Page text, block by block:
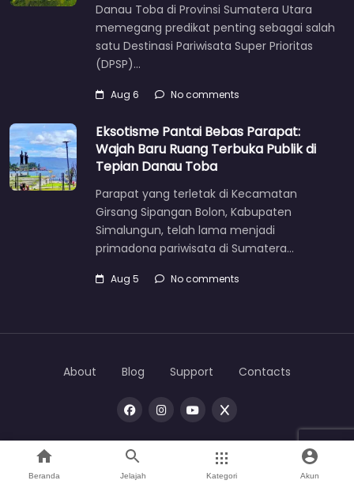
Danau Toba di Provinsi Sumatera Utara
memegang predikat penting sebagai salah
satu Destinasi Pariwisata Super Prioritas
(DPSP)…
Aug 6 No comments
Eksotisme Pantai Bebas Parapat:
Wajah Baru Ruang Terbuka Publik di
Tepian Danau Toba
Parapat yang terletak di Kecamatan
Girsang Sipangan Bolon, Kabupaten
Simalungun, telah lama menjadi
primadona pariwisata di Sumatera…
Aug 5 No comments
Copyright © 2026 | One
About Blog Support Contacts
Beranda Jelajah Kategori Akun
Home Search Direktori Account